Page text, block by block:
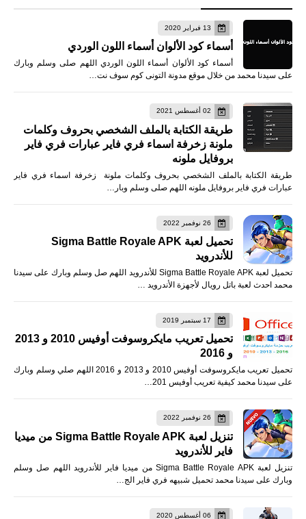
13 فبراير 2020
أسماء كود الألوان أسماء اللون الوردي
أسماء كود الألوان أسماء اللون الوردي اللهم صلى وسلم وبارك
على سيدنا محمد من خلال موقع مدونة التونى كوم سوف نت…
02 أغسطس 2021
طريقة الكتابة بالملف الشخصي بحروف وكلمات
ملونة زخرفة اسماء فري فاير عبارات فري فاير
بروفايل ملونه
طريقة الكتابة بالملف الشخصي بحروف وكلمات ملونة زخرفة اسماء فري فاير
عبارات فري فاير بروفايل ملونه اللهم صلى وسلم وبار…
26 نوفمبر 2022
تحميل لعبة Sigma Battle Royale APK
للأندرويد
تحميل لعبة Sigma Battle Royale APK للأندرويد اللهم صل وسلم وبارك على سيدنا
محمد احدث لعبة باتل رويال لأجهزة الأندرويد …
17 سبتمبر 2019
تحميل تعريب مايكروسوفت أوفيس 2010 و 2013
و 2016
تحميل تعريب مايكروسوفت أوفيس 2010 و 2013 و 2016 اللهم صلي وسلم وبارك
على سيدنا محمد كيفية تعريب أوفيس 201…
26 نوفمبر 2022
تنزيل لعبة Sigma Battle Royale APK من ميديا
فاير للأندرويد
تنزيل لعبة Sigma Battle Royale APK من ميديا فاير للأندرويد اللهم صل وسلم
وبارك على سيدنا محمد تحميل شبيهه فري فاير الج…
06 أغسطس 2020